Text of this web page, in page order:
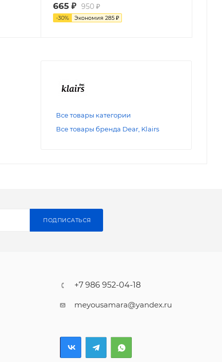
665₽ 950₽
-30% Экономия 285₽
Все товары категории
Все товары бренда Dear, Klairs
ПОДПИСАТЬСЯ
+7 986 952-04-18
meyousamara@yandex.ru